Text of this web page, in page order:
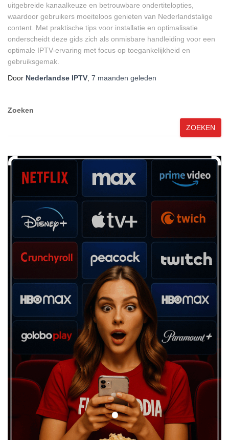
uitgebreide kanaalkeuze en betrouwbare ondertitelopties,
waardoor gebruikers moeiteloos genieten van Nederlandstalige
content. Met praktische tips voor installatie en optimalisatie
onderscheidt deze gids zich als onmisbare handleiding voor een
optimale IPTV-ervaring met focus op toegankelijkheid en
gebruiksgemak.
Door Nederlandse IPTV 7 maanden geleden
Zoeken
ZOEKEN